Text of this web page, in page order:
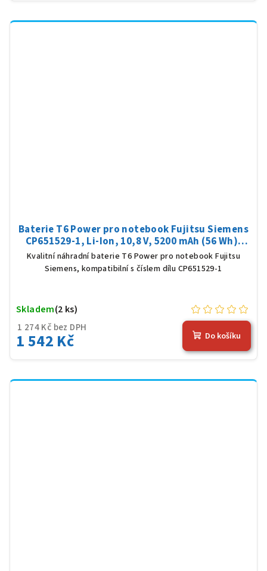
Baterie T6 Power pro notebook Fujitsu Siemens
CP651529-1, Li-Ion, 10,8 V, 5200 mAh (56 Wh),
černá
Kvalitní náhradní baterie T6 Power pro notebook Fujitsu
Siemens, kompatibilní s číslem dílu CP651529-1
1 274 Kč bez DPH
1 542 Kč
Skladem(2 ks)
Do košíku